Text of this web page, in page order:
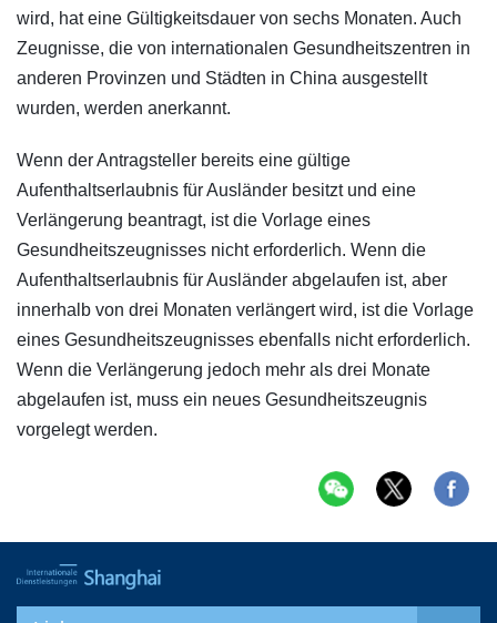
wird, hat eine Gültigkeitsdauer von sechs Monaten. Auch
Zeugnisse, die von internationalen Gesundheitszentren in
anderen Provinzen und Städten in China ausgestellt
wurden, werden anerkannt.
Wenn der Antragsteller bereits eine gültige
Aufenthaltserlaubnis für Ausländer besitzt und eine
Verlängerung beantragt, ist die Vorlage eines
Gesundheitszeugnisses nicht erforderlich. Wenn die
Aufenthaltserlaubnis für Ausländer abgelaufen ist, aber
innerhalb von drei Monaten verlängert wird, ist die Vorlage
eines Gesundheitszeugnisses ebenfalls nicht erforderlich.
Wenn die Verlängerung jedoch mehr als drei Monate
abgelaufen ist, muss ein neues Gesundheitszeugnis
vorgelegt werden.